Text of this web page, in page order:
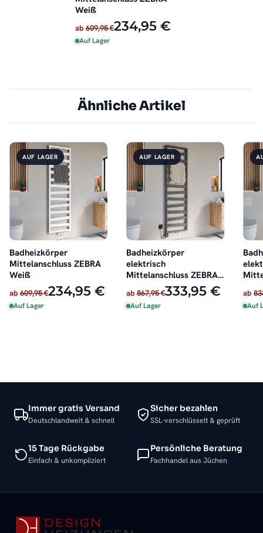
Weiß
ab 609,95 €234,95 €
Auf Lager
Ähnliche Artikel
AUF LAGER
Badheizkörper
Mittelanschluss ZEBRA
Weiß
ab 609,95 €234,95 €
Auf Lager
AUF LAGER
Badheizkörper
elektrisch
Mittelanschluss ZEBRA
Anthrazit inkl. Heizstab
ab 867,95 €333,95 €
Auf Lager
ab
Auf
Immer gratis Versand
Deutschlandweit & schnell
Sicher bezahlen
SSL-verschlüsselt & geprüft
15 Tage Rückgabe
Einfach & unkompliziert
Persönliche Beratung
Fachhandel aus Jüchen